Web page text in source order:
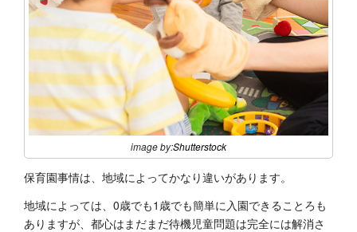
image by:Shutterstock
保育園事情は、地域によってかなり違いがあります。
地域によっては、0歳でも1歳でも簡単に入園できることろも
ありますが、都心はまだまだ待機児童問題は完全には解消さ